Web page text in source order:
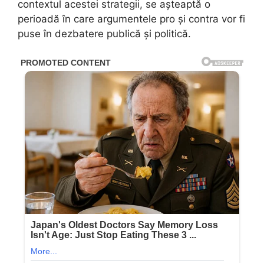
contextul acestei strategii, se așteaptă o
perioadă în care argumentele pro și contra vor fi
puse în dezbatere publică și politică.